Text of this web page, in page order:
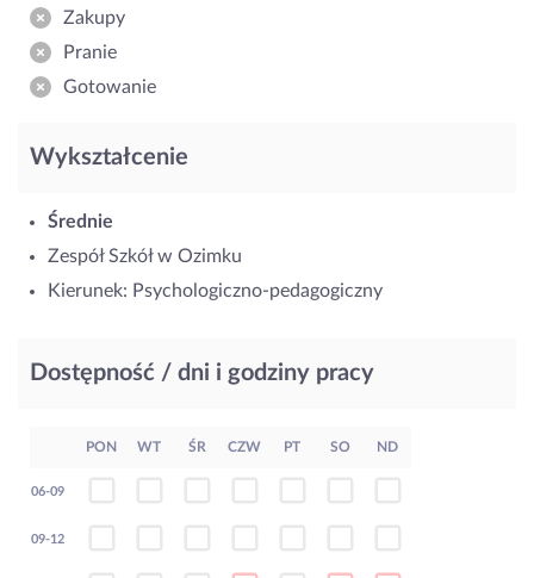
Zakupy
Pranie
Gotowanie
Wykształcenie
Średnie
Zespół Szkół w Ozimku
Kierunek: Psychologiczno-pedagogiczny
Dostępność / dni i godziny pracy
PON WT ŚR CZW PT SO ND
06-09
09-12